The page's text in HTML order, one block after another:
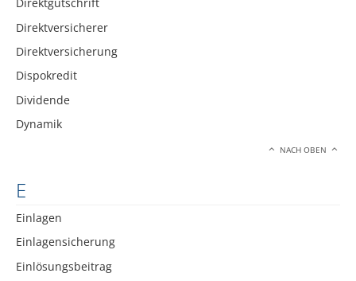
Direktversicherer
Direktversicherung
Dispokredit
Dividende
Dynamik
NACH OBEN
E
Einlagen
Einlagensicherung
Einlösungsbeitrag